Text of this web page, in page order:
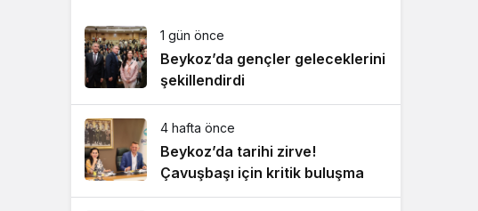
1 gün önce
Beykoz’da gençler geleceklerini
şekillendirdi
4 hafta önce
Beykoz’da tarihi zirve!
Çavuşbaşı için kritik buluşma